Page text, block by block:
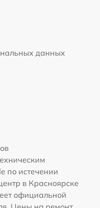
данных
по истечении
в Красноярске
официальной